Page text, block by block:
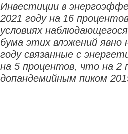
Инвестиции в
2021 году на 16
условиях
бума этих вложений
году связанные с
на 5 процентов, что на 2
допандемийным пиком